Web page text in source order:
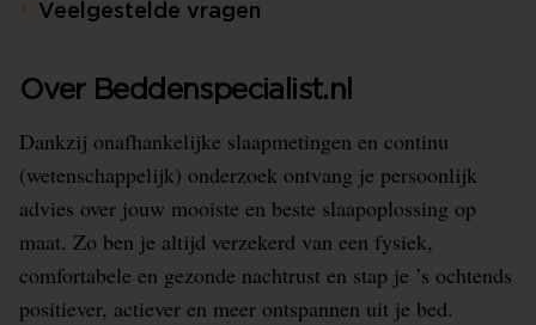
Veelgestelde vragen
Over Beddenspecialist.nl
Dankzij onafhankelijke slaapmetingen en continu
(wetenschappelijk) onderzoek ontvang je persoonlijk
advies over jouw mooiste en beste slaapoplossing op
maat. Zo ben je altijd verzekerd van een fysiek,
comfortabele en gezonde nachtrust en stap je ’s ochtends
positiever, actiever en meer ontspannen uit je bed.